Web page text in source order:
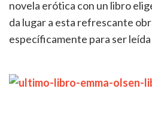
novela erótica con un libro
da lugar a esta refrescante
específicamente para ser leída